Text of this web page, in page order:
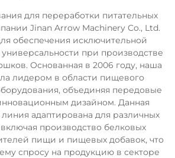
для переработки питательных
Jinan Arrow Machinery Co., Ltd.
обеспечения исключительной
при производстве
Основанная в 2006 году, наша
лидером в области пищевого
объединяя передовые
дизайном. Данная
линия адаптирована для различных
производство белковых
пищи и пищевых добавок, что
спросу на продукцию в секторе